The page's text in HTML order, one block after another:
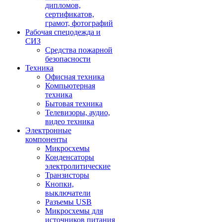
дипломов,
сертификатов,
грамот, фотографий
Рабочая спецодежда и
СИЗ
Средства пожарной
безопасности
Техника
Офисная техника
Компьютерная
техника
Бытовая техника
Телевизоры, аудио,
видео техника
Электронные
компоненты
Микросхемы
Конденсаторы
электролитические
Транзисторы
Кнопки,
выключатели
Разъемы USB
Микросхемы для
источников питания